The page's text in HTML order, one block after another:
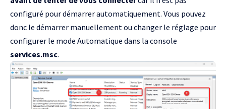
configuré pour démarrer automatiquement. Vous pouvez
donc le démarrer manuellement ou changer le réglage pour
configurer le mode Automatique dans la console
services.msc.